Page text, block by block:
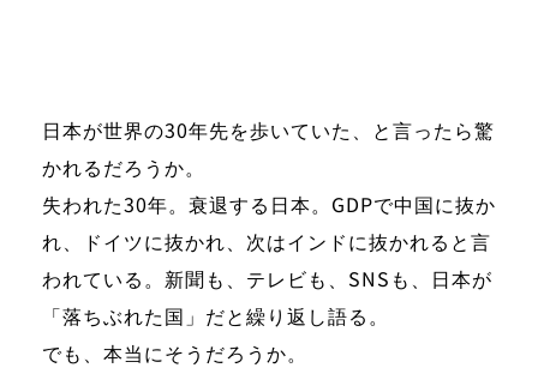
日本が世界の30年先を歩いていた、と言ったら驚
かれるだろうか。
失われた30年。衰退する日本。GDPで中国に抜か
れ、ドイツに抜かれ、次はインドに抜かれると言
われている。新聞も、テレビも、SNSも、日本が
「落ちぶれた国」だと繰り返し語る。
でも、本当にそうだろうか。